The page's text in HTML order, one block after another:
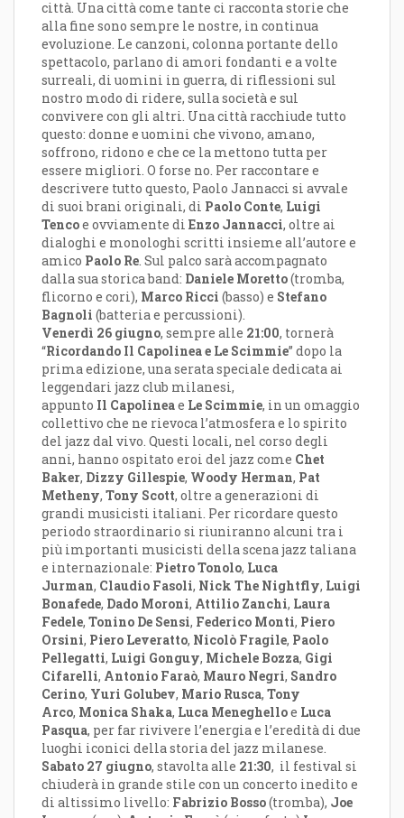
città. Una città come tante ci racconta storie che
alla fine sono sempre le nostre, in continua
evoluzione. Le canzoni, colonna portante dello
spettacolo, parlano di amori fondanti e a volte
surreali, di uomini in guerra, di riflessioni sul
nostro modo di ridere, sulla società e sul
convivere con gli altri. Una città racchiude tutto
questo: donne e uomini che vivono, amano,
soffrono, ridono e che ce la mettono tutta per
essere migliori. O forse no. Per raccontare e
descrivere tutto questo, Paolo Jannacci si avvale
di suoi brani originali, di Paolo Conte, Luigi
Tencoe ovviamente di Enzo Jannacci, oltre ai
dialoghi e monologhi scritti insieme all’autore e
amico Paolo Re. Sul palco sarà accompagnato
dalla sua storica band: Daniele Moretto(tromba,
flicorno e cori), Marco Ricci (basso) e Stefano
Bagnoli (batteria e percussioni).
Venerdì 26 giugno, sempre alle 21:00, tornerà
“Ricordando Il Capolinea e Le Scimmie” dopo la
prima edizione, una serata speciale dedicata ai
leggendari jazz club milanesi,
appunto Il Capolineae Le Scimmie, in un omaggio
collettivo che ne rievoca l’atmosfera e lo spirito
del jazz dal vivo. Questi locali, nel corso degli
anni, hanno ospitato eroi del jazz come Chet
Baker, Dizzy Gillespie, Woody Herman, Pat
Metheny, Tony Scott, oltre a generazioni di
grandi musicisti italiani. Per ricordare questo
periodo straordinario si riuniranno alcuni tra i
più importanti musicisti della scena jazz taliana
e internazionale: Pietro Tonolo, Luca
Jurman, Claudio Fasoli, Nick The Nightfly, Luigi
Bonafede, Dado Moroni, Attilio Zanchi, Laura
Fedele, Tonino De Sensi, Federico Monti, Piero
Orsini, Piero Leveratto, Nicolò Fragile, Paolo
Pellegatti, Luigi Gonguy, Michele Bozza, Gigi
Cifarelli, Antonio Faraò, Mauro Negri, Sandro
Cerino, Yuri Golubev, Mario Rusca, Tony
Arco, Monica Shaka, Luca Meneghelloe Luca
Pasqua, per far rivivere l’energia e l’eredità di due
luoghi iconici della storia del jazz milanese.
Sabato 27 giugno, stavolta alle 21:30, il festival si
chiuderà in grande stile con un concerto inedito e
di altissimo livello: Fabrizio Bosso(tromba), Joe